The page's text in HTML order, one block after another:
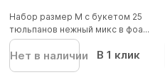
Набор размер M с букетом 25
тюльпанов нежный микс в фоа...
Нет в наличии В 1 клик